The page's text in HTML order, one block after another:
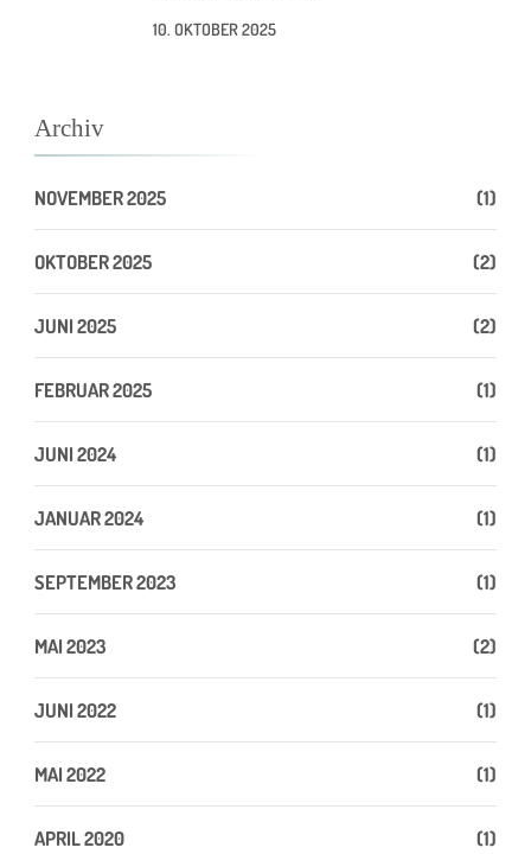
10. OKTOBER 2025
Archiv
NOVEMBER 2025 (1)
OKTOBER 2025 (2)
JUNI 2025 (2)
FEBRUAR 2025 (1)
JUNI 2024 (1)
JANUAR 2024 (1)
SEPTEMBER 2023 (1)
MAI 2023 (2)
JUNI 2022 (1)
MAI 2022 (1)
APRIL 2020 (1)